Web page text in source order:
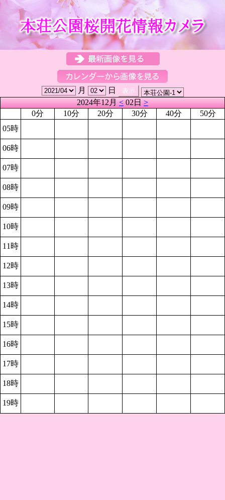
月
日
2024年12月<02日>
0分
10分 20分 30分 40分
50分
05時
06時
07時
08時
09時
10時
11時
12時
13時
14時
15時
16時
17時
18時
19時